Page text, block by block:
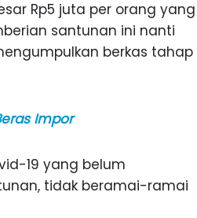
Rp5 juta per orang yang
santunan ini nanti
berkas tahap
Impor
19 yang belum
tidak beramai-ramai